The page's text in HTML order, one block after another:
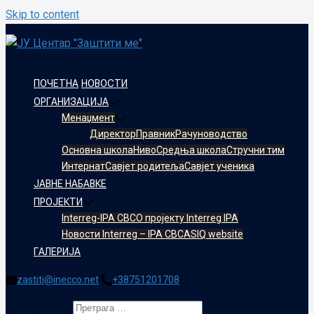
Skip to content
ПОЧЕТНА НОВОСТИ
ОРГАНИЗАЦИЈА
Менаџмент
ДиректорПравникРачуноводство
Oсновнa школaНивоСредња школаСтручни тим
ИнтернатСавјет родитељаСавјет ученика
ЈАВНЕ НАБАВКЕ
ПРОЈЕКТИ
Interreg-IPA CBCО пројекту Interreg IPA
Новости Interreg – IPA CBCASIQ website
ГАЛЕРИЈА
zastiti@inecco.net +38751201708